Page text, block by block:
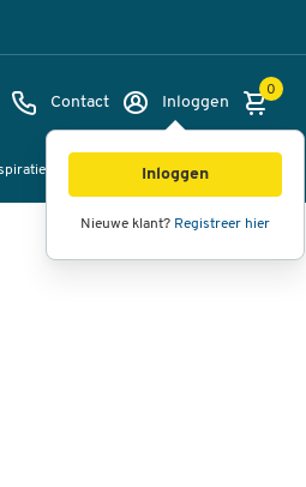
Contact Inloggen
Inloggen
Nieuwe klant? Registreer hier
0
360°
weergave